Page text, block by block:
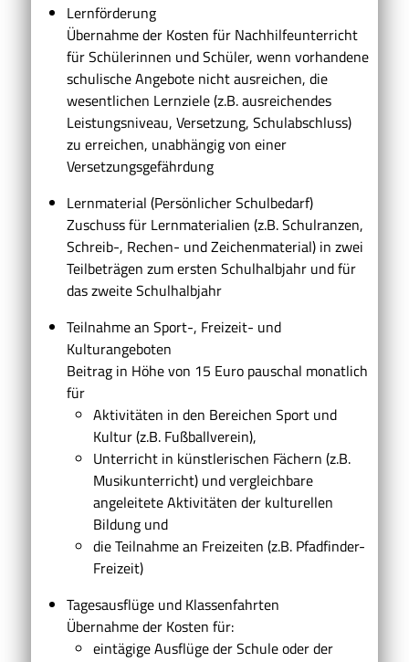
Lernförderung
Übernahme der Kosten für Nachhilfeunterricht
für Schülerinnen und Schüler, wenn vorhandene
schulische Angebote nicht ausreichen, die
wesentlichen Lernziele (z.B. ausreichendes
Leistungsniveau, Versetzung, Schulabschluss)
zu erreichen, unabhängig von einer
Versetzungsgefährdung
Lernmaterial (Persönlicher Schulbedarf)
Zuschuss für Lernmaterialien (z.B. Schulranzen,
Schreib-, Rechen- und Zeichenmaterial) in zwei
Teilbeträgen zum ersten Schulhalbjahr und für
das zweite Schulhalbjahr
Teilnahme an Sport-, Freizeit- und
Kulturangeboten
Beitrag in Höhe von 15 Euro pauschal monatlich
für
Aktivitäten in den Bereichen Sport und
Kultur (z.B. Fußballverein),
Unterricht in künstlerischen Fächern (z.B.
Musikunterricht) und vergleichbare
angeleitete Aktivitäten der kulturellen
Bildung und
die Teilnahme an Freizeiten (z.B. Pfadfinder-
Freizeit)
Tagesausflüge und Klassenfahrten
Übernahme der Kosten für:
eintägige Ausflüge der Schule oder der